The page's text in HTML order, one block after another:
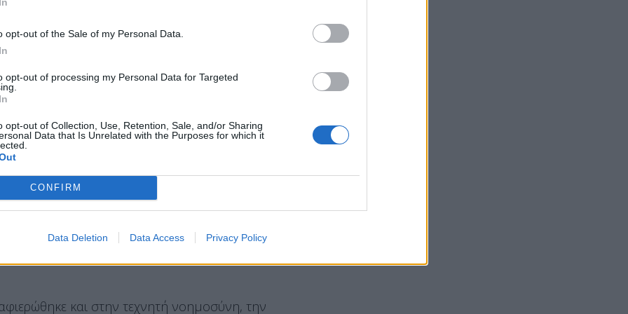
opt-out of the Sale of my Personal Data.
opt-out of processing my Personal Data for Targeted
opt-out of Collection, Use, Retention, Sale, and/or Sharing
Data that Is Unrelated with the Purposes for which it
CONFIRM
Data Deletion Data Access Privacy Policy
αυτό σε επίπεδο Ecofin και Eurogroup”,
του για κοινή δημοπράτηση του
Όπως σημείωσε, “καθώς αναζητούμε
ίσως πρέπει να σκεφτούμε με
σύστημα δημοπρασιών και έτσι να
ποσό” για την ανάπτυξη Τεχνολογιών στην
και ένα πιο ανταγωνιστικό πλαίσιο, ώστε να
και στην τεχνητή νοημοσύνη, την